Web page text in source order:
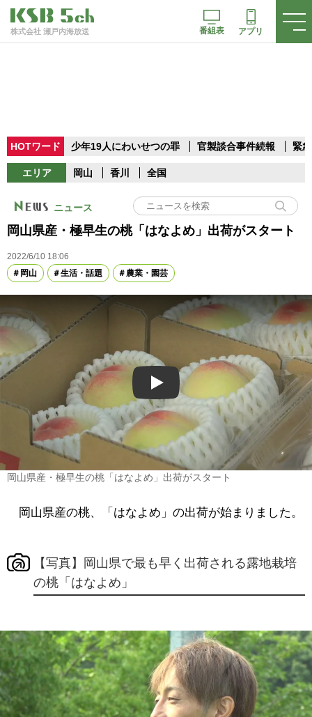
株式会社 瀬戸内海放送 番組表 アプリ
HOTワード 少年19人にわいせつの罪 官製談合事件続報 緊
エリア 岡山 香川 全国
ニュース
岡山県産・極早生の桃「はなよめ」出荷がスタート
2022/6/10 18:06
岡山
生活・話題 農業・園芸
Play
岡山県産・極早生の桃「はなよめ」出荷がスタート
岡山県産の桃、「はなよめ」の出荷が始まりました。
【写真】岡山県で最も早く出荷される露地栽培
の桃「はなよめ」